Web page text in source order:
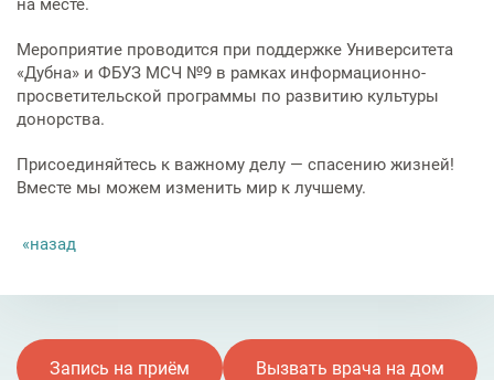
на месте.
Мероприятие проводится при поддержке Университета
«Дубна» и ФБУЗ МСЧ №9 в рамках информационно-
просветительской программы по развитию культуры
донорства.
Присоединяйтесь к важному делу — спасению жизней!
Вместе мы можем изменить мир к лучшему.
назад
Запись на приём Вызвать врача на дом